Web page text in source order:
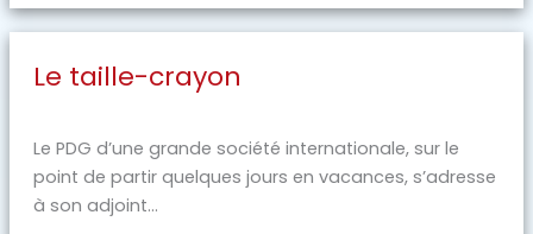
Le taille-crayon
Le PDG d’une grande société internationale, sur le
point de partir quelques jours en vacances, s’adresse
à son adjoint...